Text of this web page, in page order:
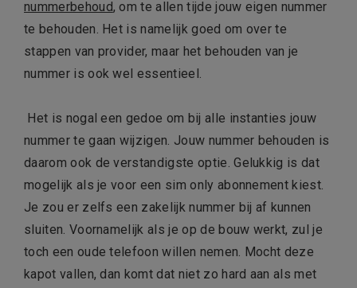
nummerbehoud, om te allen tijde jouw eigen nummer
te behouden. Het is namelijk goed om over te
stappen van provider, maar het behouden van je
nummer is ook wel essentieel.
Het is nogal een gedoe om bij alle instanties jouw
nummer te gaan wijzigen. Jouw nummer behouden is
daarom ook de verstandigste optie. Gelukkig is dat
mogelijk als je voor een sim only abonnement kiest.
Je zou er zelfs een zakelijk nummer bij af kunnen
sluiten. Voornamelijk als je op de bouw werkt, zul je
toch een oude telefoon willen nemen. Mocht deze
kapot vallen, dan komt dat niet zo hard aan als met